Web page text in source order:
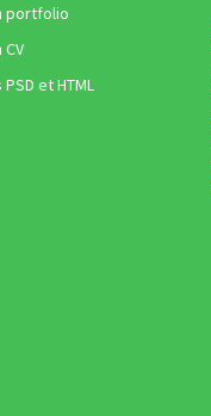
portfolio
et HTML